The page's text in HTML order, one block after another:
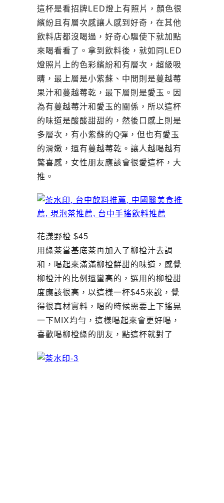
這杯是看招牌LED燈上有照片，顏色很
繽紛且有層次感讓人感到好奇，在其他
飲料店都沒喝過，好奇心驅使下就加點
來喝看看了。拿到飲料後，就如同LED
燈照片上的色彩繽紛和有層次，超級吸
睛，最上層是小紫蘇、中間則是蔓越莓
果汁和蔓越莓乾，最下層則是愛玉。因
為有蔓越莓汁和愛玉的關係，所以這杯
的味道是酸酸甜甜的，然後口感上則是
多層次，有小紫蘇的Q彈，但也有愛玉
的滑嫩，還有蔓越莓乾。讓人越喝越有
驚喜感，女性朋友應該會很愛這杯，大
推。
花漾野橙 $45
用綠茶當基底茶再加入了柳橙汁去調
和，喝起來滿滿柳橙鮮甜的味道，感覺
柳橙汁的比例還蠻高的，選用的柳橙甜
度應該很高，以這樣一杯$45來說，覺
得很真材實料，喝的時候需要上下搖晃
一下MIX均勻，這樣喝起來會更好喝，
喜歡喝柳橙綠的朋友，點這杯就對了